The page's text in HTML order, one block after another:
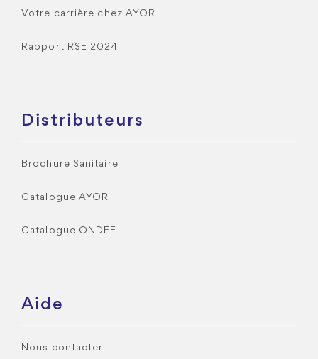
Votre carrière chez AYOR
Rapport RSE 2024
Distributeurs
Brochure Sanitaire
Catalogue AYOR
Catalogue ONDEE
Aide
Nous contacter